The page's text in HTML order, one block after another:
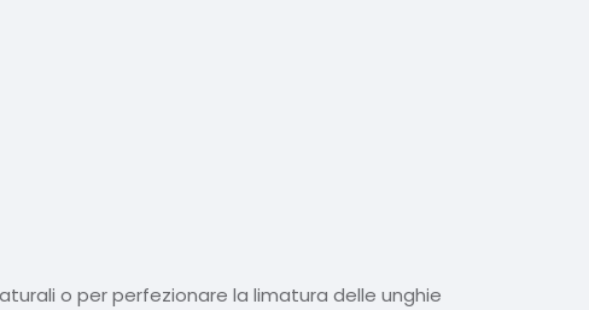
o per perfezionare la limatura delle unghie